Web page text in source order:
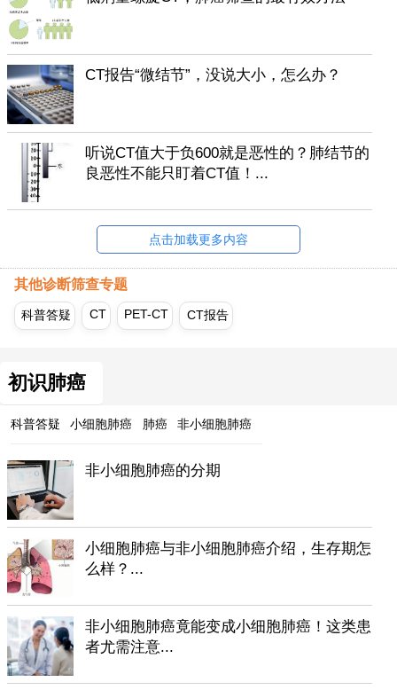
CT报告“微结节”，没说大小，怎么办？
听说CT值大于负600就是恶性的？肺结节的
良恶性不能只盯着CT值！...
点击加载更多内容
其他诊断筛查专题
科普答疑 CT PET-CT CT报告
初识肺癌
科普答疑 小细胞肺癌 肺癌 非小细胞肺癌
非小细胞肺癌的分期
小细胞肺癌与非小细胞肺癌介绍，生存期怎
么样？...
非小细胞肺癌竟能变成小细胞肺癌！这类患
者尤需注意...